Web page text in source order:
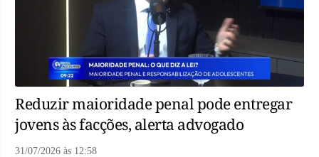
Reduzir maioridade penal pode entregar
jovens às facções, alerta advogado
31/07/2026 às 12:58